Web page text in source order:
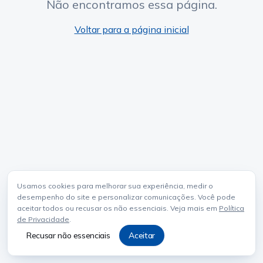
Usamos cookies para melhorar sua experiência, medir o
desempenho do site e personalizar comunicações. Você pode
aceitar todos ou recusar os não essenciais. Veja mais em Política
de Privacidade.
Recusar não essenciais Aceitar
Não encontramos essa página.
Voltar para a página inicial